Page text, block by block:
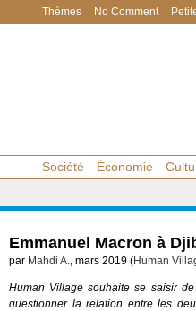
Thèmes No Comment
Société Économie
Emmanuel Macron à
par Mahdi A., mars 2019 (Human
Human Village souhaite se saisir
questionner la relation entre les